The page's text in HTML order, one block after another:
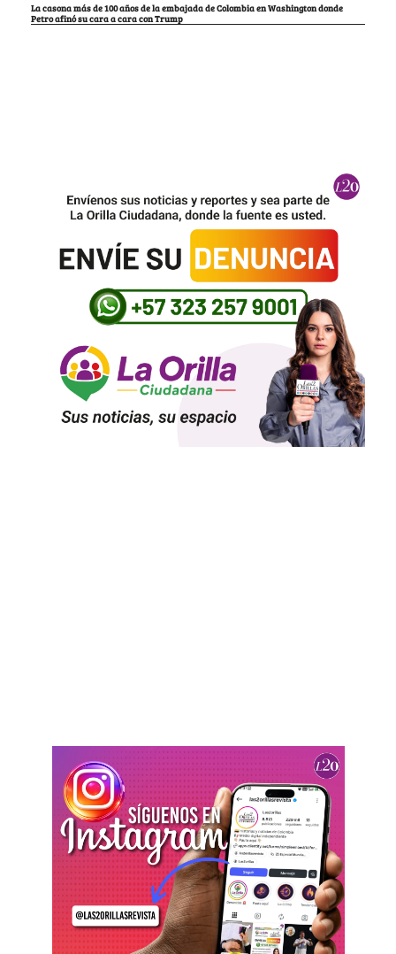
La casona más de 100 años de la embajada de Colombia en Washington donde
Petro afinó su cara a cara con Trump